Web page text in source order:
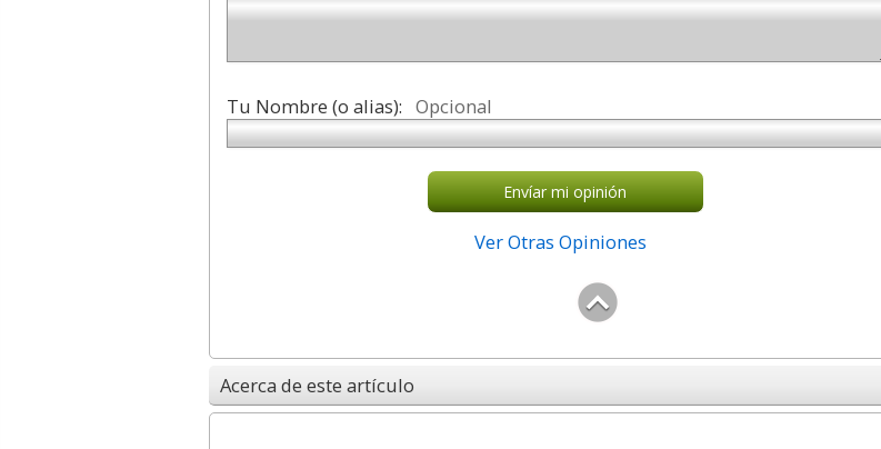
Tu Nombre (o alias): Opcional
Envíar mi opinión
Ver Otras Opiniones
Acerca de este artículo